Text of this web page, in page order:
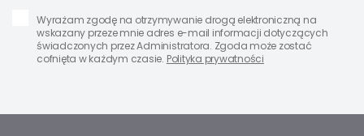
Wyrażam zgodę na otrzymywanie drogą elektroniczną na
wskazany przeze mnie adres e-mail informacji dotyczących
świadczonych przez Administratora. Zgoda może zostać
cofnięta w każdym czasie. Polityka prywatności